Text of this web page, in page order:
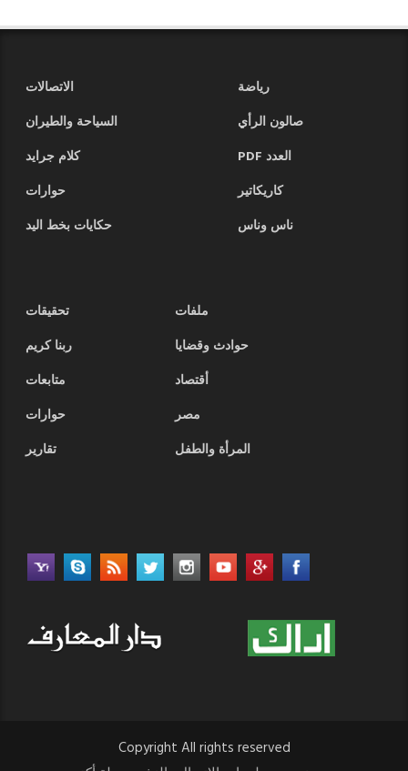
رياضة
الاتصالات
صالون الرأي
السياحة والطيران
العدد PDF
كلام جرايد
كاريكاتير
حوارات
ناس وناس
حكايات بخط اليد
ملفات
تحقيقات
حوادث وقضايا
ربنا كريم
أقتصاد
متابعات
مصر
حوارات
المرأة والطفل
تقارير
Copyright All rights reserved